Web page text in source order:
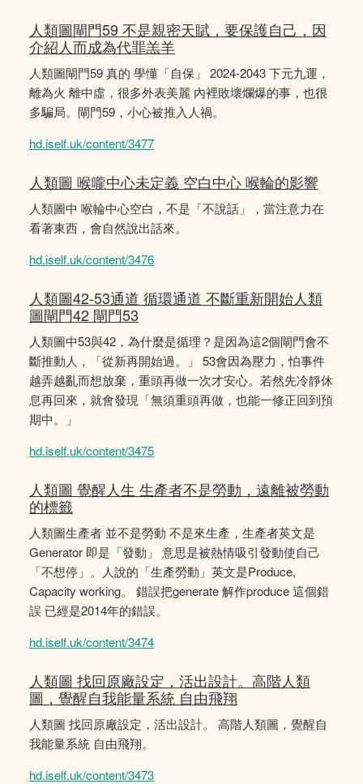
人類圖閘門59 不是親密天賦，要保護自己，因
介紹人而成為代罪羔羊
人類圖閘門59 真的 學懂「自保」 2024-2043 下元九運，
離為火 離中虛，很多外表美麗 內裡敗壞爛爆的事，也很
多騙局。閘門59，小心被推入人禍。
hd.iself.uk/content/3477
人類圖 喉嚨中心未定義 空白中心 喉輪的影響
人類圖中 喉輪中心空白，不是「不說話」，當注意力在
看著東西，會自然說出話來。
hd.iself.uk/content/3476
人類圖42-53通道 循環通道 不斷重新開始人類
圖閘門42 閘門53
人類圖中53與42，為什麼是循理？是因為這2個閘門會不
斷推動人，「從新再開始過。」 53會因為壓力，怕事件
越弄越亂而想放棄，重頭再做一次才安心。若然先冷靜休
息再回來，就會發現「無須重頭再做，也能一修正回到預
期中。」
hd.iself.uk/content/3475
人類圖 覺醒人生 生產者不是勞動，遠離被勞動
的標籤
人類圖生產者 並不是勞動 不是來生產，生產者英文是
Generator 即是「發動」 意思是被熱情吸引發動使自己
「不想停」。人說的「生產勞動」英文是Produce,
Capacity working。 錯誤把generate 解作produce 這個錯
誤 已經是2014年的錯誤。
hd.iself.uk/content/3474
人類圖 找回原廠設定，活出設計。高階人類
圖，覺醒自我能量系統 自由飛翔
人類圖 找回原廠設定，活出設計。 高階人類圖，覺醒自
我能量系統 自由飛翔。
hd.iself.uk/content/3473